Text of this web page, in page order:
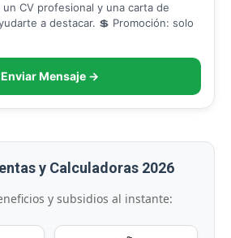
CV profesional y una carta de
a destacar. 💲 Promoción: solo
Enviar Mensaje →
y Calculadoras 2026
y subsidios al instante: